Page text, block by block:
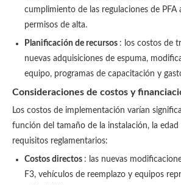
cumplimiento de las regulaciones de PFA
permisos de alta.
Planificación de recursos : los costos de
nuevas adquisiciones de espuma,
equipo, programas de capacitación y
Consideraciones de costos y
Los costos de implementación varían
función del tamaño de la instalación, la
requisitos reglamentarios:
Costos directos : las nuevas
F3, vehículos de reemplazo y equipos